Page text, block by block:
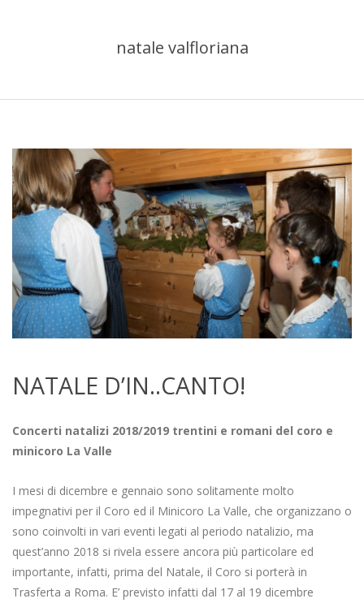
natale valfloriana
NATALE D’IN..CANTO!
11-
29
Concerti natalizi 2018/2019 trentini e romani del coro e
minicoro La Valle
I mesi di dicembre e gennaio sono solitamente molto
impegnativi per il Coro ed il Minicoro La Valle, che organizzano o
sono coinvolti in vari eventi legati al periodo natalizio, ma
quest’anno 2018 si rivela essere ancora più particolare ed
importante, infatti, prima del Natale, il Coro si porterà in
Trasferta a Roma. E’ previsto infatti dal 17 al 19 dicembre